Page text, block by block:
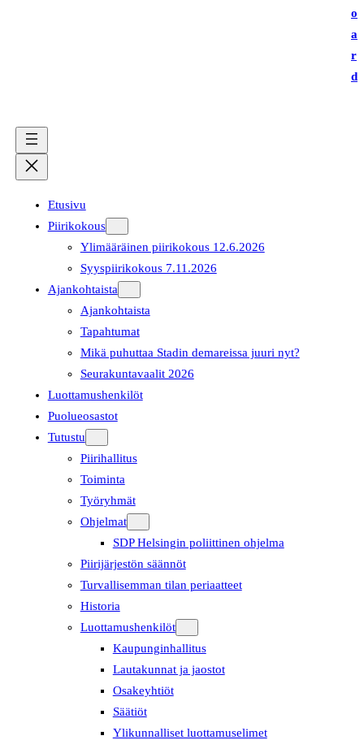
o
a
r
d
Etusivu
Piirikokous
Ylimääräinen piirikokous 12.6.2026
Syyspiirikokous 7.11.2026
Ajankohtaista
Ajankohtaista
Tapahtumat
Mikä puhuttaa Stadin demareissa juuri nyt?
Seurakuntavaalit 2026
Luottamushenkilöt
Puolueosastot
Tutustu
Piirihallitus
Toiminta
Työryhmät
Ohjelmat
SDP Helsingin poliittinen ohjelma
Piirijärjestön säännöt
Turvallisemman tilan periaatteet
Historia
Luottamushenkilöt
Kaupunginhallitus
Lautakunnat ja jaostot
Osakeyhtiöt
Säätiöt
Ylikunnalliset luottamuselimet